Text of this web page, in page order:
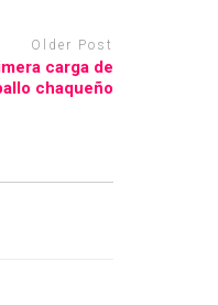
Older Post
carga de
chaqueño